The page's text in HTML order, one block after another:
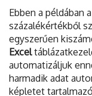
Ebben a példában
százalékértékből
egyszerűen
Excel
automatizáljuk
harmadik adat
képletet